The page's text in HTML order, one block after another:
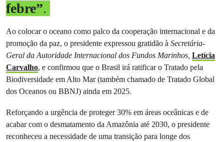
febre”.
Ao colocar o oceano como palco da cooperação internacional e da
promoção da paz, o presidente expressou gratidão à Secretária-
Geral da Autoridade Internacional dos Fundos Marinhos, Letícia
Carvalho, e confirmou que o Brasil irá ratificar o Tratado pela
Biodiversidade em Alto Mar (também chamado de Tratado Global
dos Oceanos ou BBNJ) ainda em 2025.
Reforçando a urgência de proteger 30% em áreas oceânicas e de
acabar com o desmatamento da Amazônia até 2030, o presidente
reconheceu a necessidade de uma transição para longe dos